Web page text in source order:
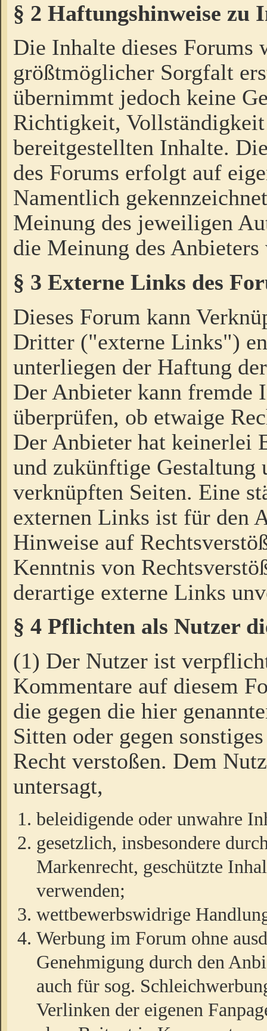
§ 2 Haftungshinweise zu
Die Inhalte dieses Forums
größtmöglicher Sorgfalt
übernimmt jedoch keine
Richtigkeit,
bereitgestellten Inhalte.
des Forums erfolgt auf
Namentlich
Meinung des jeweiligen
die Meinung des Anbieters
§ 3 Externe Links des
Dieses Forum kann
Dritter ("externe Links")
unterliegen der Haftung
Der Anbieter kann fremde
überprüfen, ob etwaige
Der Anbieter hat keinerlei
und zukünftige Gestaltung
verknüpften Seiten. Eine
externen Links ist für den
Hinweise auf
Kenntnis von
derartige externe Links
§ 4 Pflichten als Nutzer
(1) Der Nutzer ist
Kommentare auf diesem
die gegen die hier
Sitten oder gegen
Recht verstoßen. Dem
untersagt,
beleidigende oder unwahre
gesetzlich, insbesondere
Markenrecht, geschützte
verwenden;
wettbewerbswidrige
Werbung im Forum ohne
Genehmigung durch den
auch für sog.
Verlinken der eigenen